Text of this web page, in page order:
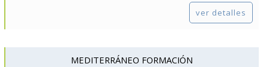
ver detalles
MEDITERRÁNEO FORMACIÓN